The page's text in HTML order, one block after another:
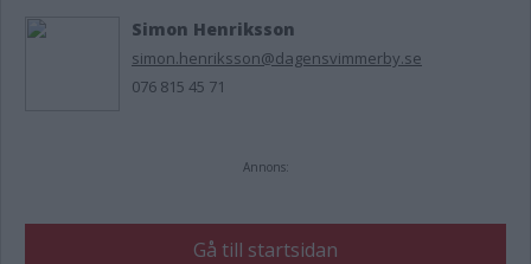
Simon Henriksson
simon.henriksson@dagensvimmerby.se
076 815 45 71
Annons:
Gå till startsidan